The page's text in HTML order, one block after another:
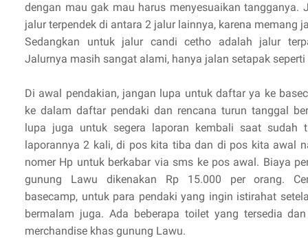
dengan mau gak mau harus menyesuaikan tangganya.
jalur terpendek di antara 2 jalur lainnya, karena memang
Sedangkan untuk jalur candi cetho adalah jalur
Jalurnya masih sangat alami, hanya jalan setapak
Di awal pendakian, jangan lupa untuk daftar ya ke
ke dalam daftar pendaki dan rencana turun tanggal
lupa juga untuk segera laporan kembali saat sudah
laporannya 2 kali, di pos kita tiba dan di pos kita awal
nomer Hp untuk berkabar via sms ke pos awal. Biaya
gunung Lawu dikenakan Rp 15.000 per orang.
basecamp, untuk para pendaki yang ingin istirahat
bermalam juga. Ada beberapa toilet yang tersedia
merchandise khas gunung Lawu.